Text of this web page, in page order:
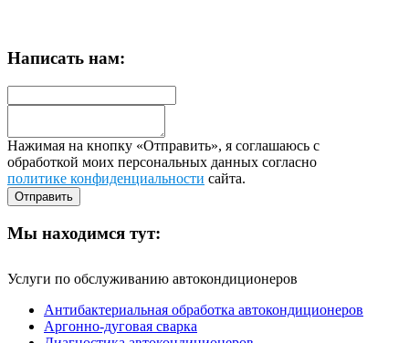
Написать нам:
Нажимая на кнопку «Отправить», я соглашаюсь с
обработкой моих персональных данных согласно
политике конфиденциальности сайта.
Мы находимся тут:
Услуги по обслуживанию автокондиционеров
Антибактериальная обработка автокондиционеров
Аргонно-дуговая сварка